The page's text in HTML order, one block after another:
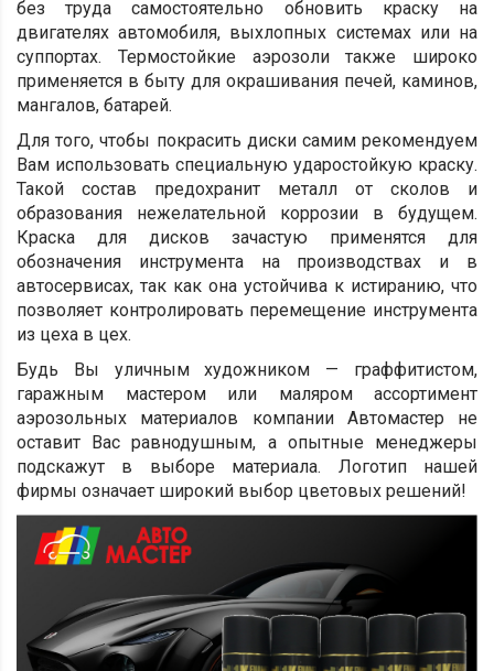
без труда самостоятельно обновить краску на
двигателях автомобиля, выхлопных системах или на
суппортах. Термостойкие аэрозоли также широко
применяется в быту для окрашивания печей, каминов,
мангалов, батарей.
Для того, чтобы покрасить диски самим рекомендуем
Вам использовать специальную ударостойкую краску.
Такой состав предохранит металл от сколов и
образования нежелательной коррозии в будущем.
Краска для дисков зачастую применятся для
обозначения инструмента на производствах и в
автосервисах, так как она устойчива к истиранию, что
позволяет контролировать перемещение инструмента
из цеха в цех.
Будь Вы уличным художником — граффитистом,
гаражным мастером или маляром ассортимент
аэрозольных материалов компании Автомастер не
оставит Вас равнодушным, а опытные менеджеры
подскажут в выборе материала. Логотип нашей
фирмы означает широкий выбор цветовых решений!